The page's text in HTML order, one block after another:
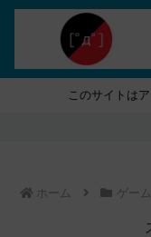
このサイトは
ホーム ゲーム